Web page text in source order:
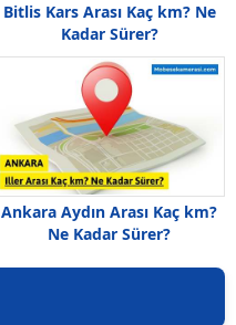
Bitlis Kars Arası Kaç km? Ne
Kadar Sürer?
Ankara Aydın Arası Kaç km?
Ne Kadar Sürer?